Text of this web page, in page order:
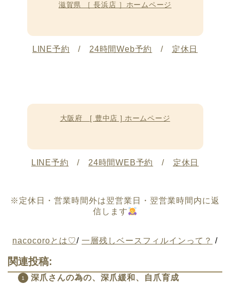
滋賀県 ［ 長浜店 ］ホームページ
LINE予約 / 24時間Web予約 / 定休日
大阪府 [ 豊中店 ] ホームページ
LINE予約 / 24時間WEB予約 / 定休日
※定休日・営業時間外は翌営業日・翌営業時間内に返
信します
nacocoroとは♡/ 一層残しベースフィルインって？ /
関連投稿:
深爪さんの為の、深爪緩和、自爪育成